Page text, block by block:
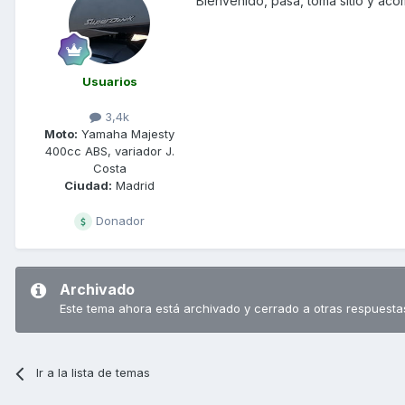
Usuarios
3,4k
Moto: Yamaha Majesty
400cc ABS, variador J.
Costa
Ciudad: Madrid
Donador
Archivado
Este tema ahora está archivado y cerrado a otras
Ir a la lista de temas